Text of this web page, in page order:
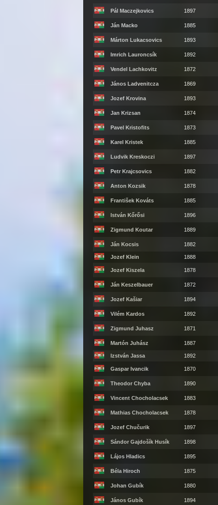
Pál Maczejkovics 1897
Ján Macko 1885
Márton Lukacsovics 1893
Imrich Lauroncsík 1892
Vendel Lachkovitz 1872
János Ladvenitcza 1869
Jozef Krovina 1893
Jan Krizsan 1874
Pavel Kristofits 1873
Karel Kristek 1885
Ludvik Kreskoczi 1897
Petr Krajcsovics 1882
Anton Kozsik 1878
František Kováts 1885
István Kőrősi 1896
Zigmund Koutar 1889
Ján Kocsis 1882
Jozef Klein 1888
Jozef Kiszela 1878
Ján Keszelbauer 1872
Jozef Kašiar 1894
Vilém Kardos 1892
Zigmund Juhasz 1871
Martón Juhász 1887
Izstván Jassa 1892
Gaspar Ivancik 1870
Theodor Chyba 1890
Vincent Chocholacsek 1883
Mathias Chocholacsek 1878
Jozef Chučurik 1897
Sándor Gajdošík Husík 1898
Lájos Hladics 1895
Béla Hiroch 1875
Johan Gubík 1880
János Gubík 1894